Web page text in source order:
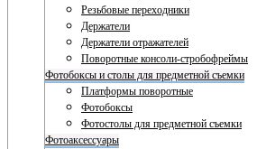
Резьбовые переходники
Держатели
Держатели отражателей
Поворотные консоли-стробофреймы
Фотобоксы и столы для предметной съемки
Платформы поворотные
Фотобоксы
Фотостолы для предметной съемки
Фотоаксессуары